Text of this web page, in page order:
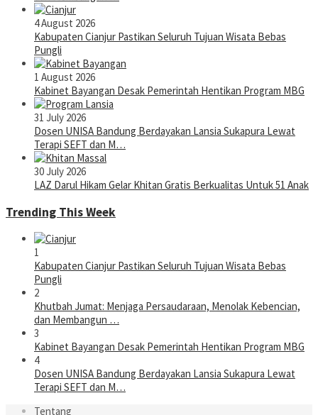
4 August 2026
Kabupaten Cianjur Pastikan Seluruh Tujuan Wisata Bebas
Pungli
1 August 2026
Kabinet Bayangan Desak Pemerintah Hentikan Program MBG
31 July 2026
Dosen UNISA Bandung Berdayakan Lansia Sukapura Lewat
Terapi SEFT dan M…
30 July 2026
LAZ Darul Hikam Gelar Khitan Gratis Berkualitas Untuk 51 Anak
Trending This Week
1
Kabupaten Cianjur Pastikan Seluruh Tujuan Wisata Bebas
Pungli
2
Khutbah Jumat: Menjaga Persaudaraan, Menolak Kebencian,
dan Membangun …
3
Kabinet Bayangan Desak Pemerintah Hentikan Program MBG
4
Dosen UNISA Bandung Berdayakan Lansia Sukapura Lewat
Terapi SEFT dan M…
Tentang